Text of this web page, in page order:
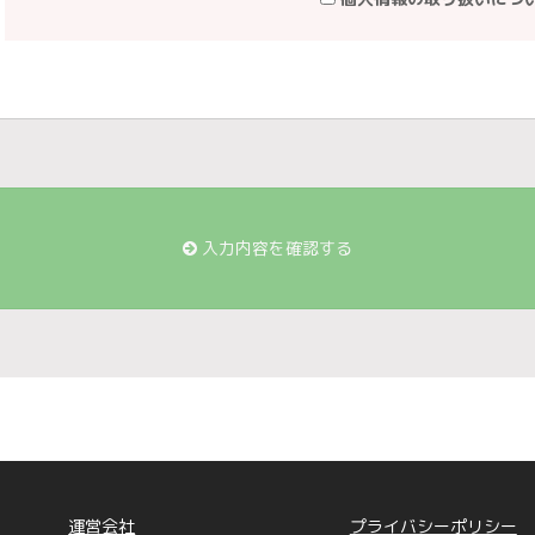
「お問合せ者情報」従業者情報」 ： 従業者管理に係わる業
務に関する連絡など）
「人材派遣・職業紹介の求職者情報」 ： 人材派遣、職業紹
「お問合せ者情報」 ： お問合せに回答するため
に利用するため
した統計・分析等のマーケティング活動、お問合せ・ご相談
入力内容を確認する
運営会社 プライバシーポリシー